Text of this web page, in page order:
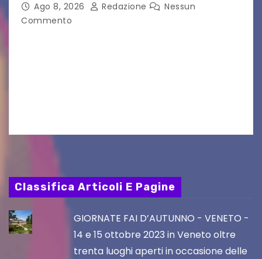
Ago 8, 2026 Redazione
Nessun
Commento
Classifica Articoli E Pagine
GIORNATE FAI D’AUTUNNO - VENETO -
14 e 15 ottobre 2023 in Veneto oltre
trenta luoghi aperti in occasione delle